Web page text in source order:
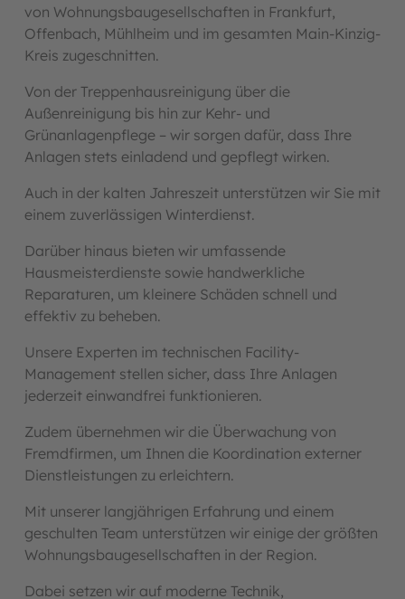
von Wohnungsbaugesellschaften in Frankfurt,
Offenbach, Mühlheim und im gesamten Main-Kinzig-
Kreis zugeschnitten.
Von der Treppenhausreinigung über die
Außenreinigung bis hin zur Kehr- und
Grünanlagenpflege – wir sorgen dafür, dass Ihre
Anlagen stets einladend und gepflegt wirken.
Auch in der kalten Jahreszeit unterstützen wir Sie mit
einem zuverlässigen Winterdienst.
Darüber hinaus bieten wir umfassende
Hausmeisterdienste sowie handwerkliche
Reparaturen, um kleinere Schäden schnell und
effektiv zu beheben.
Unsere Experten im technischen Facility-
Management stellen sicher, dass Ihre Anlagen
jederzeit einwandfrei funktionieren.
Zudem übernehmen wir die Überwachung von
Fremdfirmen, um Ihnen die Koordination externer
Dienstleistungen zu erleichtern.
Mit unserer langjährigen Erfahrung und einem
geschulten Team unterstützen wir einige der größten
Wohnungsbaugesellschaften in der Region.
Dabei setzen wir auf moderne Technik,